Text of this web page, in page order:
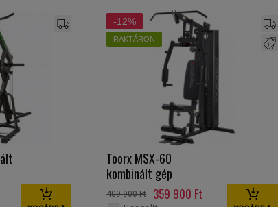
-12%
RAKTÁRON
Toorx MSX-60
kombinált gép
409 900 Ft 359 900 Ft